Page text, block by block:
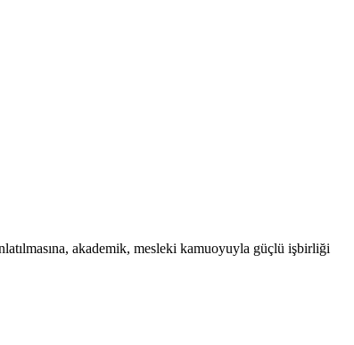
akademik, mesleki kamuoyuyla güçlü işbirliği